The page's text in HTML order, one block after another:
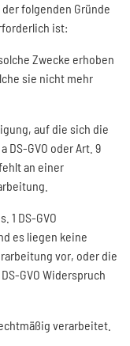
folgenden Gründe
ist:
Zwecke erhoben
sie nicht mehr
auf die sich die
DS-GVO oder Art. 9
an einer
1 DS-GVO
es liegen keine
vor, oder die
GVO Widerspruch
verarbeitet.